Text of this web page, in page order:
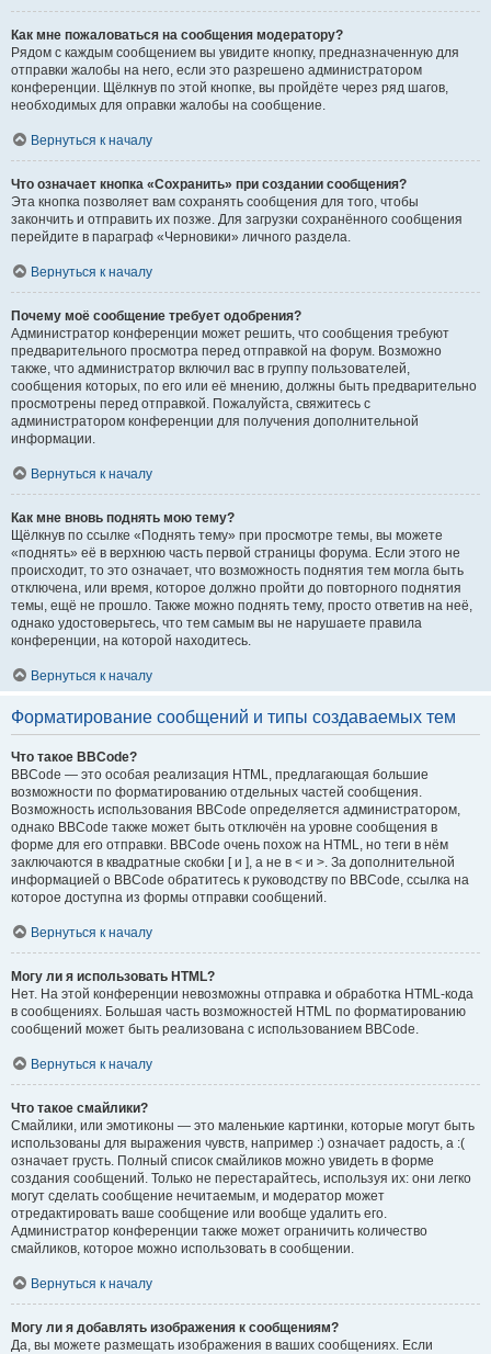
Как мне пожаловаться на сообщения модератору?
Рядом с каждым сообщением вы увидите кнопку, предназначенную для
отправки жалобы на него, если это разрешено администратором
конференции. Щёлкнув по этой кнопке, вы пройдёте через ряд шагов,
необходимых для оправки жалобы на сообщение.
Вернуться к началу
Что означает кнопка «Сохранить» при создании сообщения?
Эта кнопка позволяет вам сохранять сообщения для того, чтобы
закончить и отправить их позже. Для загрузки сохранённого сообщения
перейдите в параграф «Черновики» личного раздела.
Вернуться к началу
Почему моё сообщение требует одобрения?
Администратор конференции может решить, что сообщения требуют
предварительного просмотра перед отправкой на форум. Возможно
также, что администратор включил вас в группу пользователей,
сообщения которых, по его или её мнению, должны быть предварительно
просмотрены перед отправкой. Пожалуйста, свяжитесь с
администратором конференции для получения дополнительной
информации.
Вернуться к началу
Как мне вновь поднять мою тему?
Щёлкнув по ссылке «Поднять тему» при просмотре темы, вы можете
«поднять» её в верхнюю часть первой страницы форума. Если этого не
происходит, то это означает, что возможность поднятия тем могла быть
отключена, или время, которое должно пройти до повторного поднятия
темы, ещё не прошло. Также можно поднять тему, просто ответив на неё,
однако удостоверьтесь, что тем самым вы не нарушаете правила
конференции, на которой находитесь.
Вернуться к началу
Форматирование сообщений и типы создаваемых тем
Что такое BBCode?
BBCode — это особая реализация HTML, предлагающая большие
возможности по форматированию отдельных частей сообщения.
Возможность использования BBCode определяется администратором,
однако BBCode также может быть отключён на уровне сообщения в
форме для его отправки. BBCode очень похож на HTML, но теги в нём
заключаются в квадратные скобки [ и ], а не в < и >. За дополнительной
информацией о BBCode обратитесь к руководству по BBCode, ссылка на
которое доступна из формы отправки сообщений.
Вернуться к началу
Могу ли я использовать HTML?
Нет. На этой конференции невозможны отправка и обработка HTML-кода
в сообщениях. Большая часть возможностей HTML по форматированию
сообщений может быть реализована с использованием BBCode.
Вернуться к началу
Что такое смайлики?
Смайлики, или эмотиконы — это маленькие картинки, которые могут быть
использованы для выражения чувств, например :) означает радость, а :(
означает грусть. Полный список смайликов можно увидеть в форме
создания сообщений. Только не перестарайтесь, используя их: они легко
могут сделать сообщение нечитаемым, и модератор может
отредактировать ваше сообщение или вообще удалить его.
Администратор конференции также может ограничить количество
смайликов, которое можно использовать в сообщении.
Вернуться к началу
Могу ли я добавлять изображения к сообщениям?
Да, вы можете размещать изображения в ваших сообщениях. Если